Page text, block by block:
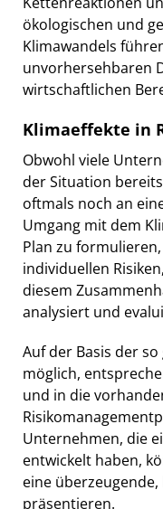
ökologischen und
Klimawandels
unvorhersehbaren
wirtschaftlichen
Klimaeffekte in
Obwohl viele
der Situation
oftmals noch an
Umgang mit dem
Plan zu
individuellen
diesem
analysiert und
Auf der Basis der
möglich,
und in die
Unternehmen, die
entwickelt haben,
eine
präsentieren.